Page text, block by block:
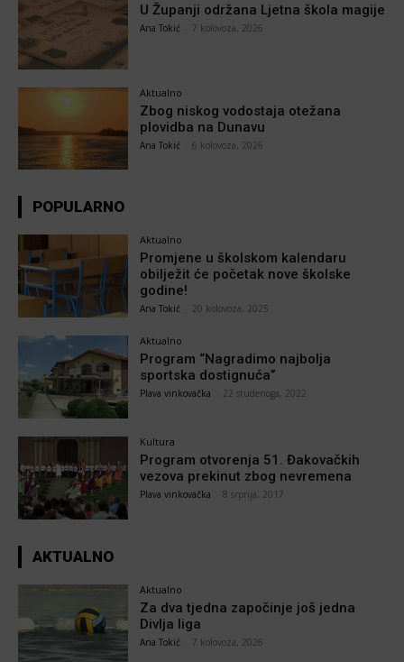
U Županji održana Ljetna škola magije
Ana Tokić 7 kolovoza, 2026
Aktualno
Zbog niskog vodostaja otežana
plovidba na Dunavu
Ana Tokić 6 kolovoza, 2026
POPULARNO
Aktualno
Promjene u školskom kalendaru
obilježit će početak nove školske
godine!
Ana Tokić 20 kolovoza, 2025
Aktualno
Program “Nagradimo najbolja
sportska dostignuća”
Plava vinkovačka 22 studenoga, 2022
Kultura
Program otvorenja 51. Đakovačkih
vezova prekinut zbog nevremena
Plava vinkovačka 8 srpnja, 2017
AKTUALNO
Aktualno
Za dva tjedna započinje još jedna
Divlja liga
Ana Tokić 7 kolovoza, 2026